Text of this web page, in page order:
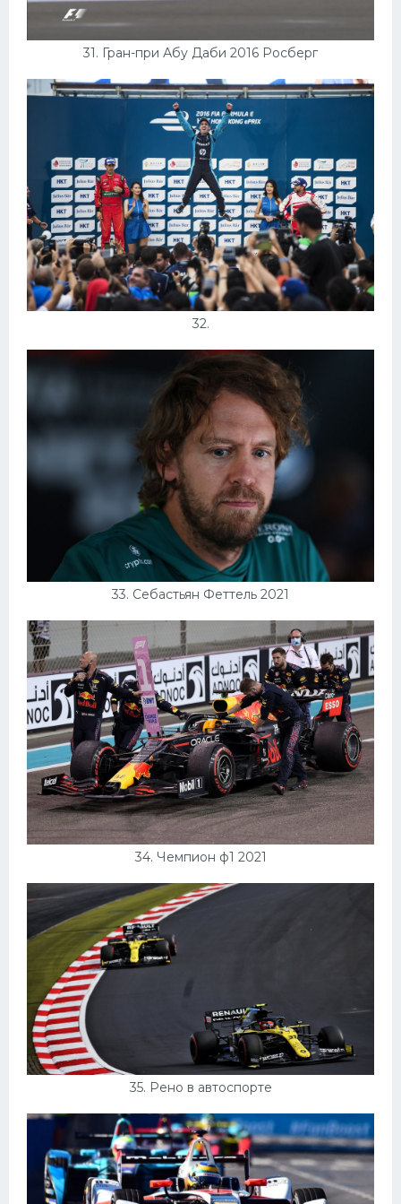
31. Гран-при Абу Даби 2016 Росберг
32.
33. Себастьян Феттель 2021
34. Чемпион ф1 2021
35. Рено в автоспорте